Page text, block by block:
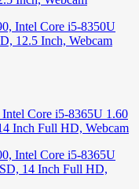
Core i5-8365U 1.60
Inch Full HD, Webcam